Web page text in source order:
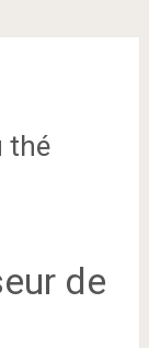
thé
de